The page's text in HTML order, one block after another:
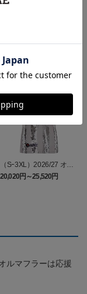
（Sｰ3XL）2026/27 オー
センティックユニフォー
ム FP 2nd
20,020円～25,520円
ルマフラーは応援